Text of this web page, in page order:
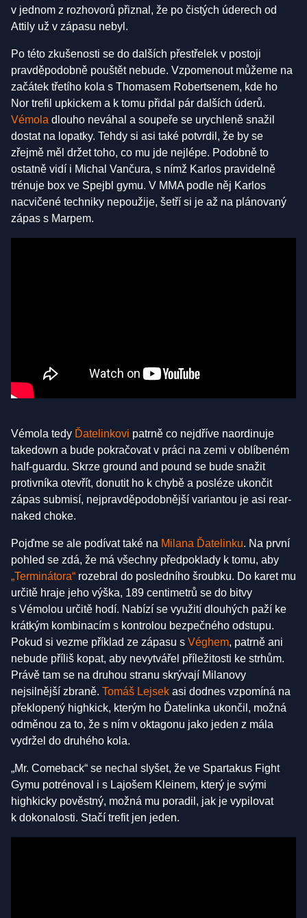
v jednom z rozhovorů přiznal, že po čistých úderech od
Attily už v zápasu nebyl.
Po této zkušenosti se do dalších přestřelek v postoji
pravděpodobně pouštět nebude. Vzpomenout můžeme na
začátek třetího kola s Thomasem Robertsenem, kde ho
Nor trefil upkickem a k tomu přidal pár dalších úderů.
Vémola dlouho neváhal a soupeře se urychleně snažil
dostat na lopatky. Tehdy si asi také potvrdil, že by se
zřejmě měl držet toho, co mu jde nejlépe. Podobně to
ostatně vidí i Michal Vančura, s nímž Karlos pravidelně
trénuje box ve Spejbl gymu. V MMA podle něj Karlos
nacvičené techniky nepoužije, šetří si je až na plánovaný
zápas s Marpem.
Vémola tedy Ďatelinkovi patrně co nejdříve naordinuje
takedown a bude pokračovat v práci na zemi v oblíbeném
half-guardu. Skrze ground and pound se bude snažit
protivníka otevřít, donutit ho k chybě a posléze ukončit
zápas submisí, nejpravděpodobnější variantou je asi rear-
naked choke.
Pojďme se ale podívat také na Milana Ďatelinku. Na první
pohled se zdá, že má všechny předpoklady k tomu, aby
„Terminátora“ rozebral do posledního šroubku. Do karet mu
určitě hraje jeho výška, 189 centimetrů se do bitvy
s Vémolou určitě hodí. Nabízí se využití dlouhých paží ke
krátkým kombinacím s kontrolou bezpečného odstupu.
Pokud si vezme příklad ze zápasu s Véghem, patrně ani
nebude příliš kopat, aby nevytvářel příležitosti ke strhům.
Právě tam se na druhou stranu skrývají Milanovy
nejsilnější zbraně. Tomáš Lejsek asi dodnes vzpomíná na
překlopený highkick, kterým ho Ďatelinka ukončil, možná
odměnou za to, že s ním v oktagonu jako jeden z mála
vydržel do druhého kola.
„Mr. Comeback“ se nechal slyšet, že ve Spartakus Fight
Gymu potrénoval i s Lajošem Kleinem, který je svými
highkicky pověstný, možná mu poradil, jak je vypilovat
k dokonalosti. Stačí trefit jen jeden.